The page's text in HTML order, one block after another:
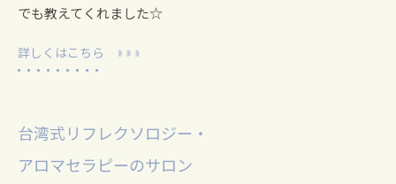
でも教えてくれました☆
詳しくはこちら
台湾式リフレクソロジー・
アロマセラピーのサロン